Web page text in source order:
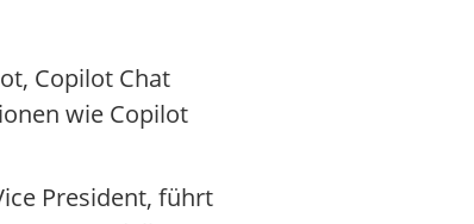
Copilot Chat
wie Copilot
President, führt